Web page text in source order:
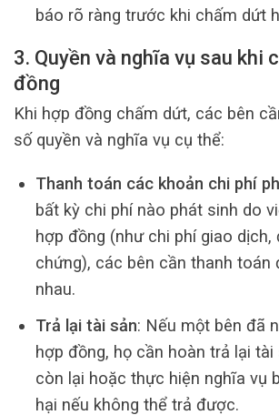
báo rõ ràng trước khi chấm dứt
3. Quyền và nghĩa vụ sau khi
đồng
Khi hợp đồng chấm dứt, các bên
số quyền và nghĩa vụ cụ thể:
Thanh toán các khoản chi phí
bất kỳ chi phí nào phát sinh do
hợp đồng (như chi phí giao dịch,
chứng), các bên cần thanh toán
nhau.
Trả lại tài sản: Nếu một bên đã
hợp đồng, họ cần hoàn trả lại
còn lại hoặc thực hiện nghĩa vụ
hại nếu không thể trả được.